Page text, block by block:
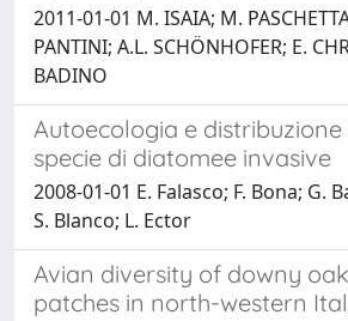
2011-01-01 M. ISAIA; M.
PANTINI; A.L. SCHÖNHOFER; E.
BADINO
Autoecologia e
specie di diatomee invasive
2008-01-01 E. Falasco; F. Bona; G.
S. Blanco; L. Ector
Avian diversity of downy
patches in north-western